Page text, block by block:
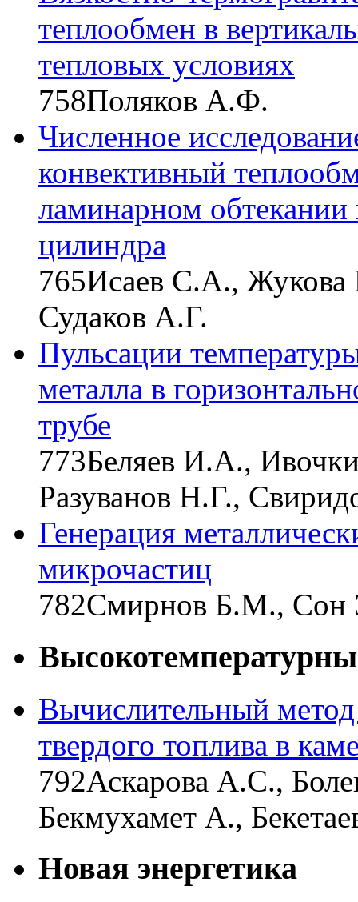
теплообмен в
тепловых условиях
758Поляков А.Ф.
Численное
конвективный
ламинарном
цилиндра
765Исаев С.А.,
Судаков А.Г.
Пульсации
металла в
трубе
773Беляев И.А.,
Разуванов Н.Г.,
Генерация
микрочастиц
782Смирнов Б.М., Сон
Вычислительный метод
твердого топлива в
792Аскарова А.С.,
Бекмухамет А.,
Новая энергетика